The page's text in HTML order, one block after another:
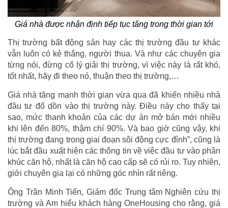
Giá nhà được nhận định tiếp tục tăng trong thời gian tới
Thị trường bất động sản hay các thị trường đầu tư khác
vẫn luôn có kẻ thắng, người thua. Và như các chuyên gia
từng nói, đừng cố lý giải thị trường, vì việc này là rất khó,
tốt nhất, hãy đi theo nó, thuận theo thị trường,…
Giá nhà tăng mạnh thời gian vừa qua đã khiến nhiều nhà
đầu tư đổ dồn vào thị trường này. Điều này cho thấy tại
sao, mức thanh khoản của các dự án mở bán mới nhiều
khi lên đến 80%, thậm chí 90%. Và bao giờ cũng vậy, khi
thị trường đang trong giai đoạn sôi động cực đỉnh”, cũng là
lúc bắt đầu xuất hiện các thông tin về việc đầu tư vào phân
khúc căn hộ, nhất là căn hộ cao cấp sẽ có rủi ro. Tuy nhiên,
giới chuyên gia lại có những góc nhìn rất riêng.
Ông Trần Minh Tiến, Giám đốc Trung tâm Nghiên cứu thị
trường và Am hiểu khách hàng OneHousing cho rằng, giá